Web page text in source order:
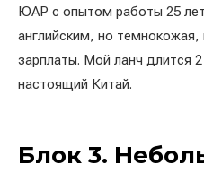
ЮАР с опытом работы 25
английским, но
зарплаты. Мой ланч длится
настоящий Китай.
Блок 3.